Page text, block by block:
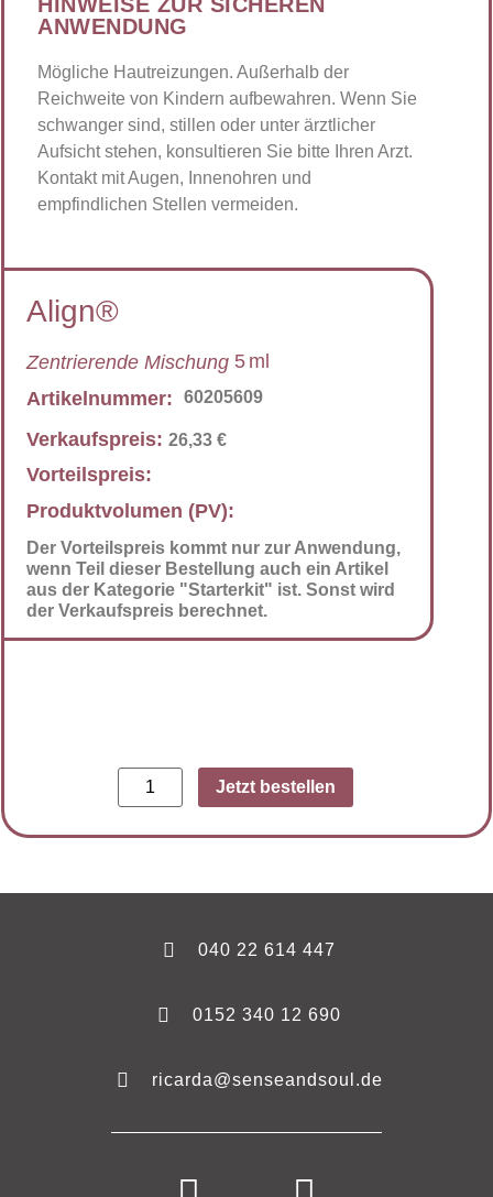
ANWENDUNG
Mögliche Hautreizungen. Außerhalb der
Reichweite von Kindern aufbewahren. Wenn Sie
schwanger sind, stillen oder unter ärztlicher
Aufsicht stehen, konsultieren Sie bitte Ihren Arzt.
Kontakt mit Augen, Innenohren und
empfindlichen Stellen vermeiden.
Align®
Zentrierende Mischung 5 ml
Artikelnummer:
60205609
Verkaufspreis: 26,33 €
Vorteilspreis:
Produktvolumen (PV):
Der Vorteilspreis kommt nur zur Anwendung,
wenn Teil dieser Bestellung auch ein Artikel
aus der Kategorie "Starterkit" ist. Sonst wird
der Verkaufspreis berechnet.
Jetzt bestellen
040 22 614 447
0152 340 12 690
ricarda@senseandsoul.de